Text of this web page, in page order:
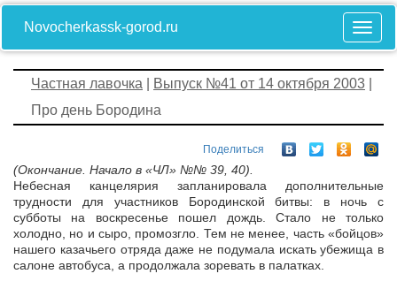
Novocherkassk-gorod.ru
Частная лавочка Выпуск №41 от 14 октября 2003
Про день Бородина
Поделиться
(Окончание. Начало в «ЧЛ» №№ 39, 40).
Небесная канцелярия запланировала дополнительные
трудности для участников Бородинской битвы: в ночь с
субботы на воскресенье пошел дождь. Стало не только
холодно, но и сыро, промозгло. Тем не менее, часть «бойцов»
нашего казачьего отряда даже не подумала искать убежища в
салоне автобуса, а продолжала зоревать в палатках.